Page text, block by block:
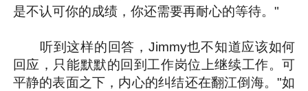
是不认可你的成绩，你还需要再耐心的等待。"
听到这样的回答，Jimmy也不知道应该如何
回应，只能默默的回到工作岗位上继续工作。可
平静的表面之下，内心的纠结还在翻江倒海。"如